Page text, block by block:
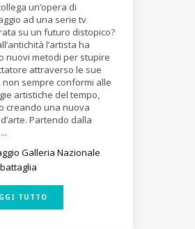
un’opera di
ad una serie tv
su un futuro distopico?
l’artista ha
nuovi metodi per stupire
attraverso le sue
non sempre conformi alle
artistiche del tempo,
creando una nuova
Partendo dalla
Galleria Nazionale
TUTTO